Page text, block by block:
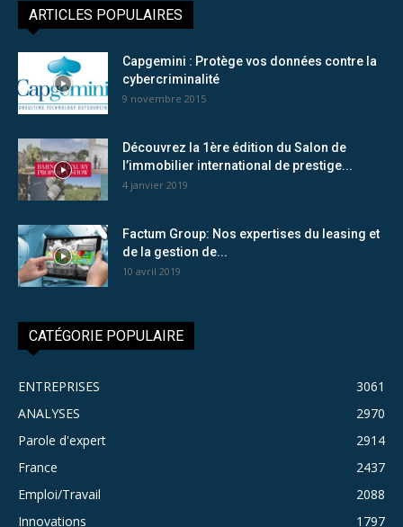
ARTICLES POPULAIRES
Capgemini : Protège vos données contre la
cybercriminalité
9 novembre 2015
Découvrez la 1ère édition du Salon de
l’immobilier international de prestige...
4 janvier 2019
Factum Group: Nos expertises du leasing et
de la gestion de...
10 avril 2019
CATÉGORIE POPULAIRE
ENTREPRISES
3061
ANALYSES
2970
Parole d'expert
2914
France
2437
Emploi/Travail
2088
Innovations
1797